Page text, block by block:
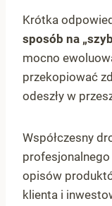
Krótka
sposób na
mocno
przekopiować
odeszły w
Współczesny
opisów
klienta i